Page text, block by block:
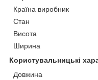
Країна виробник
Стан
Висота
Ширина
Користувальницькі
Довжина